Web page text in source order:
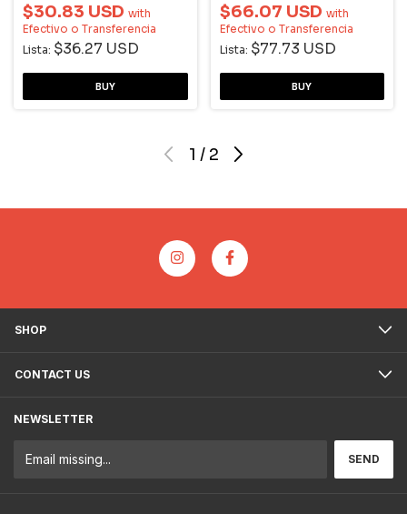
$30.83 USD with
Efectivo o Transferencia
Lista: $36.27 USD
$66.07 USD with
Efectivo o Transferencia
Lista: $77.73 USD
1 / 2
SHOP
CONTACT US
NEWSLETTER